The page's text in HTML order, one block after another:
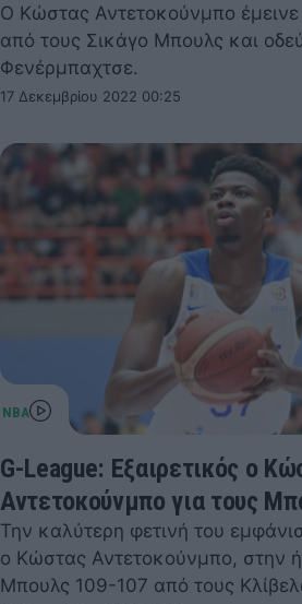
Ο Κώστας Αντετοκούνμπο έμεινε
από τους Σικάγο Μπουλς και
Φενέρμπαχτσε.
17 Δεκεμβρίου 2022 00:25
G-League: Εξαιρετικός ο
Αντετοκούνμπο για τους
Την καλύτερη φετινή του
ο Κώστας Αντετοκούνμπο, στην
Μπουλς 109-107 από τους